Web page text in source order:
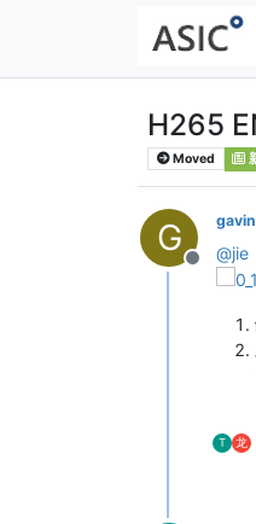
H265
Moved
G
Offline
@jie
T 龙